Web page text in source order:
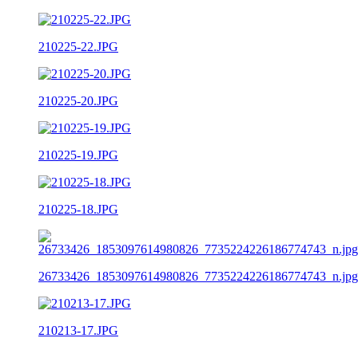
210225-22.JPG
210225-20.JPG
210225-19.JPG
210225-18.JPG
26733426_1853097614980826_7735224226186774743_n.jpg
210213-17.JPG